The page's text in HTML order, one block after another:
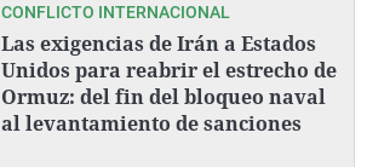
CONFLICTO INTERNACIONAL
Las exigencias de Irán a Estados
Unidos para reabrir el estrecho de
Ormuz: del fin del bloqueo naval
al levantamiento de sanciones